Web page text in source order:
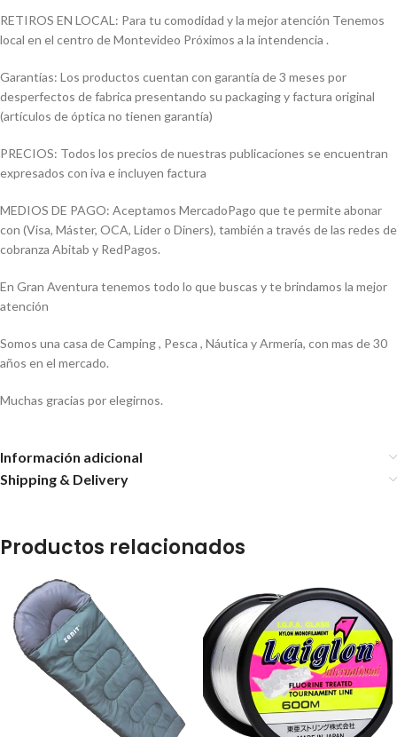
RETIROS EN LOCAL: Para tu comodidad y la mejor atención Tenemos
local en el centro de Montevideo Próximos a la intendencia .
Garantías: Los productos cuentan con garantía de 3 meses por
desperfectos de fabrica presentando su packaging y factura original
(artículos de óptica no tienen garantía)
PRECIOS: Todos los precios de nuestras publicaciones se encuentran
expresados con iva e incluyen factura
MEDIOS DE PAGO: Aceptamos MercadoPago que te permite abonar
con (Visa, Máster, OCA, Lider o Diners), también a través de las redes de
cobranza Abitab y RedPagos.
En Gran Aventura tenemos todo lo que buscas y te brindamos la mejor
atención
Somos una casa de Camping , Pesca , Náutica y Armería, con mas de 30
años en el mercado.
Muchas gracias por elegirnos.
Información adicional
Shipping & Delivery
Productos relacionados